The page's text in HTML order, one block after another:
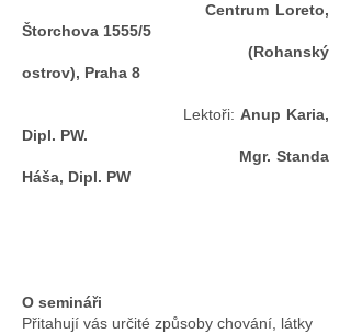
Centrum Loreto,
Štorchova 1555/5
(Rohanský
ostrov), Praha 8
Lektoři:Anup Karia,
Dipl. PW.
Mgr. Standa
Háša, Dipl. PW
O semináři
Přitahují vás určité způsoby chování, látky